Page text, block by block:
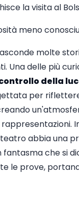
la visita al
meno
molte
Una delle più
della
per
abbia una
fantasma che si
le prove,